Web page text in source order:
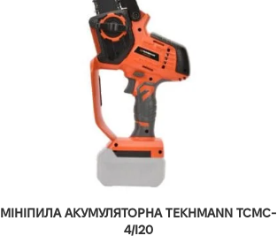
МІНІПИЛА АКУМУЛЯТОРНА TEKHMANN TCMC-
4/I20